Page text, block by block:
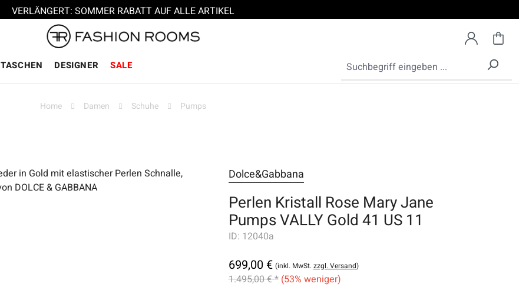
VERLÄNGERT: SOMMER RABATT AUF ALLE ARTIKEL
TASCHEN DESIGNER SALE
Home Damen Schuhe Pumps
Dolce&Gabbana
Perlen Kristall Rose Mary Jane
Pumps VALLY Gold 41 US 11
ID: 12040a
699,00 € (inkl. MwSt.zzgl. Versand)
1.495,00 € * (53% weniger)